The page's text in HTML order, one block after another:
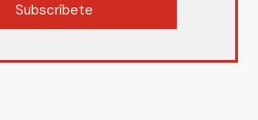
Subscríbete